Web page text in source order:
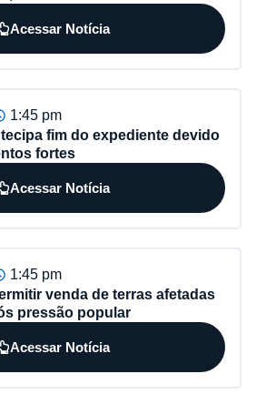
Acessar Notícia
1:45 pm
fim do expediente devido
fortes
Acessar Notícia
1:45 pm
venda de terras afetadas
pressão popular
Acessar Notícia